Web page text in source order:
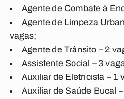
Agente de Combate à
Agente de Limpeza
vagas;
Agente de Trânsito – 2
Assistente Social – 3
Auxiliar de Eletricista – 1
Auxiliar de Saúde Bucal